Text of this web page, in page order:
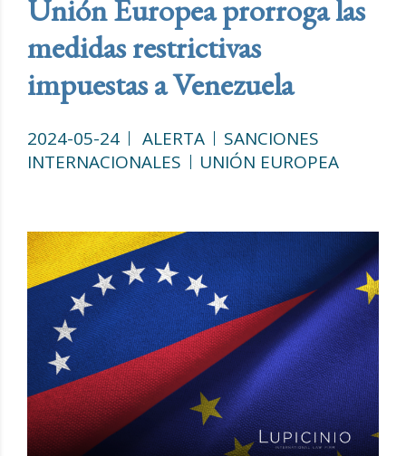
Unión Europea prorroga las
medidas restrictivas
impuestas a Venezuela
2024-05-24 ALERTA
SANCIONES
INTERNACIONALES
UNIÓN EUROPEA